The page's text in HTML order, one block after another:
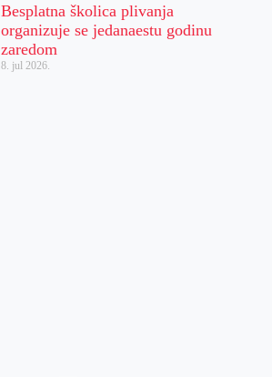
Besplatna školica plivanja
organizuje se jedanaestu godinu
zaredom
8. jul 2026.